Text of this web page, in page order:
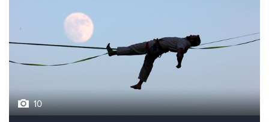
10